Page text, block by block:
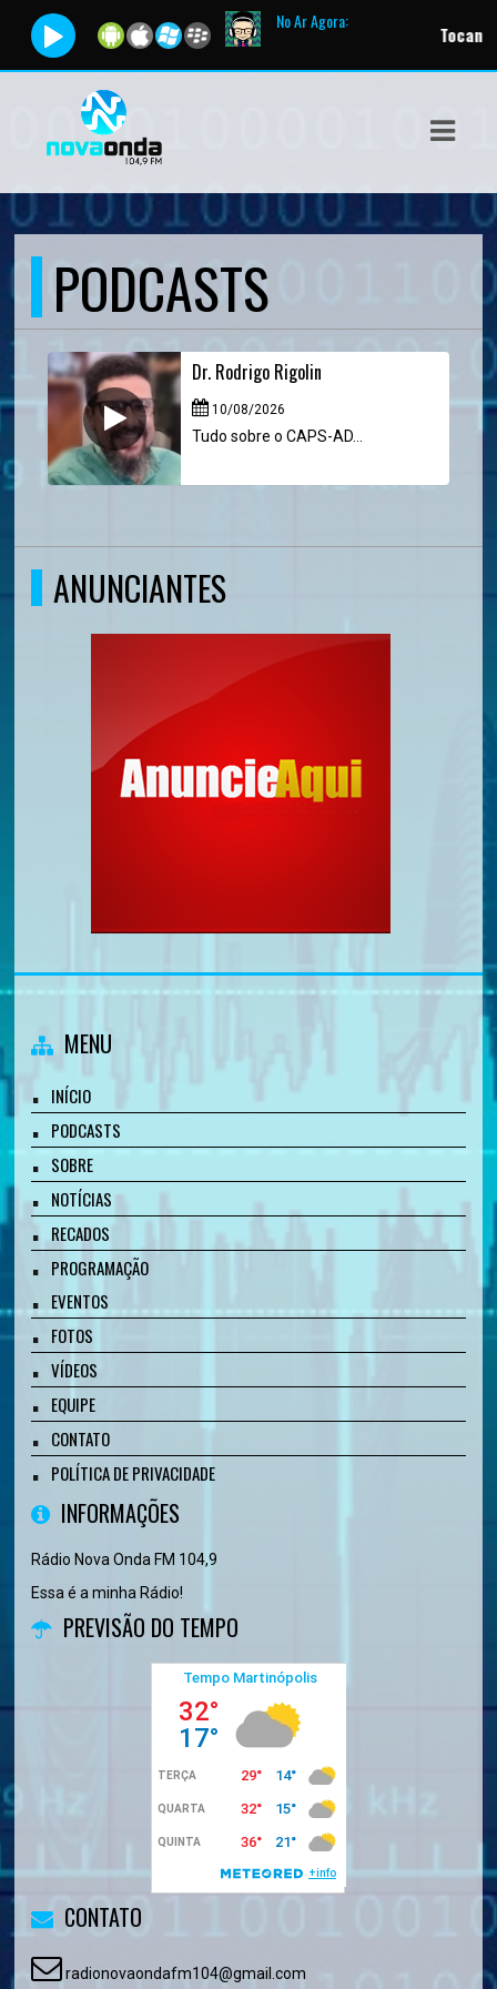
No Ar Agora:
Tocando
PODCASTS
Dr. Rodrigo Rigolin
10/08/2026
Tudo sobre o CAPS-AD...
ANUNCIANTES
MENU
INÍCIO
PODCASTS
SOBRE
NOTÍCIAS
RECADOS
PROGRAMAÇÃO
EVENTOS
FOTOS
VÍDEOS
EQUIPE
CONTATO
POLÍTICA DE PRIVACIDADE
INFORMAÇÕES
Rádio Nova Onda FM 104,9
Essa é a minha Rádio!
PREVISÃO DO TEMPO
CONTATO
radionovaondafm104@gmail.com